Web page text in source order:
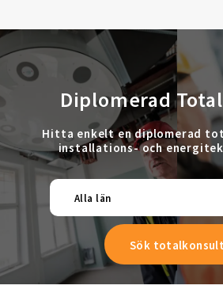
Diplomerad
Hitta enkelt en diplomerad
installations- och
Alla län